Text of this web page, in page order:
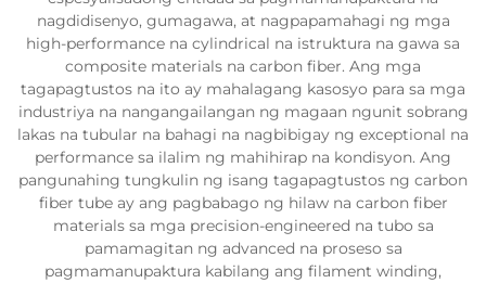
nagdidisenyo, gumagawa, at nagpapamahagi ng mga
high-performance na cylindrical na istruktura na gawa sa
composite materials na carbon fiber. Ang mga
tagapagtustos na ito ay mahalagang kasosyo para sa mga
industriya na nangangailangan ng magaan ngunit sobrang
lakas na tubular na bahagi na nagbibigay ng exceptional na
performance sa ilalim ng mahihirap na kondisyon. Ang
pangunahing tungkulin ng isang tagapagtustos ng carbon
fiber tube ay ang pagbabago ng hilaw na carbon fiber
materials sa mga precision-engineered na tubo sa
pamamagitan ng advanced na proseso sa
pagmamanupaktura kabilang ang filament winding,